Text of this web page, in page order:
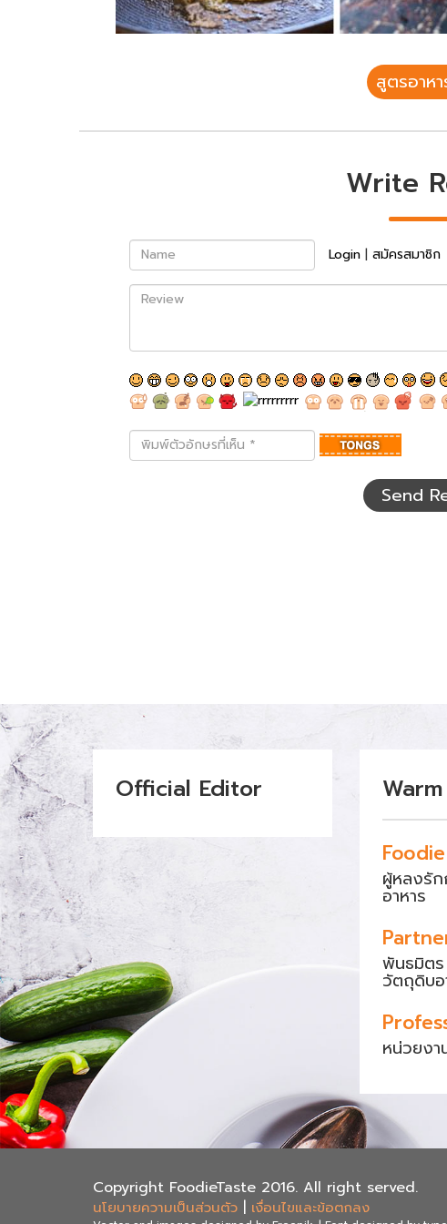
สูตรอาห
Write
Name Login | สมัครสมาชิก
Review
พิมพ์
ตัว
Send
Official Editor
Foodie
ผู้หลงรัก
อาหาร
พันธมิตร
วัตถุดิบอ
หน่วยงา
Copyright FoodieTaste 2016. All right served.
นโยบายความเป็นส่วนตัว เงื่อนไขและข้อตกลง